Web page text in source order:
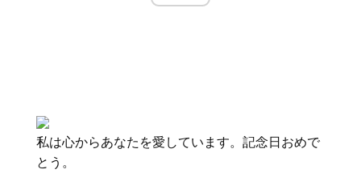
私は心からあなたを愛しています。記念日おめで
とう。